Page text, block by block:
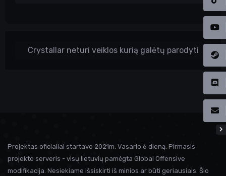
Crystallar neturi veiklos kurią galėtų parodyti
Projektas oficialiai startavo 2021m. Vasario 6 dieną. Pirmasis
projekto serveris - visų lietuvių pamėgta Global Offensive
modifikacija. Nesiekiame išsiskirti iš minios ar būti geriausiais. Šio